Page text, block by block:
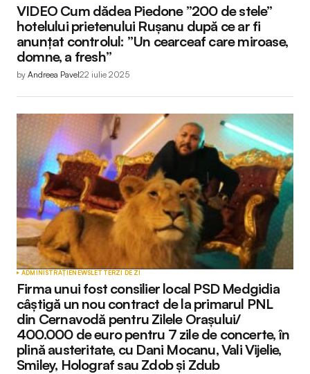
VIDEO Cum dădea Piedone ”200 de stele”
hotelului prietenului Rușanu după ce ar fi
anunțat controlul: ”Un cearceaf care miroase,
domne, a fresh”
by Andreea Pavel22 iulie 2025
ADMINISTRAȚIENEWSLETTERZI DE ZI
Firma unui fost consilier local PSD Medgidia
câștigă un nou contract de la primarul PNL
din Cernavodă pentru Zilele Orașului/
400.000 de euro pentru 7 zile de concerte, în
plină austeritate, cu Dani Mocanu, Vali Vijelie,
Smiley, Holograf sau Zdob și Zdub